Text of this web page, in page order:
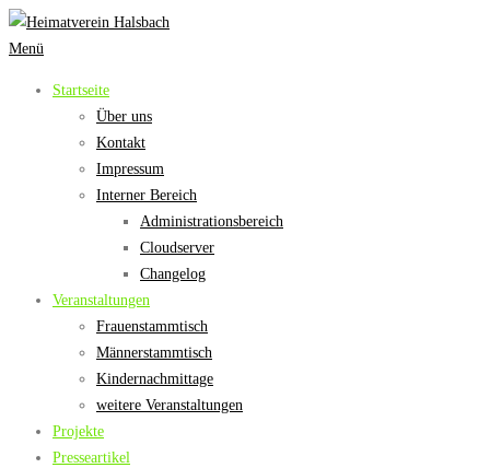
Zum
Inhalt
Menü
Startseite
Über uns
Kontakt
Impressum
Interner Bereich
Administrationsbereich
Cloudserver
Changelog
Veranstaltungen
Frauenstammtisch
Männerstammtisch
Kindernachmittage
weitere Veranstaltungen
Projekte
Presseartikel